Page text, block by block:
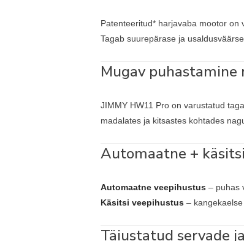
Patenteeritud* harjavaba mootor on
Tagab suurepärase ja
Mugav
JIMMY HW11 Pro on varustatud
madalates ja kitsastes kohtades
Automaatne +
Automaatne veepihustus – puhas
Käsitsi veepihustus –
Täiustatud servade